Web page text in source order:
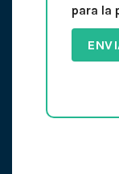
para la